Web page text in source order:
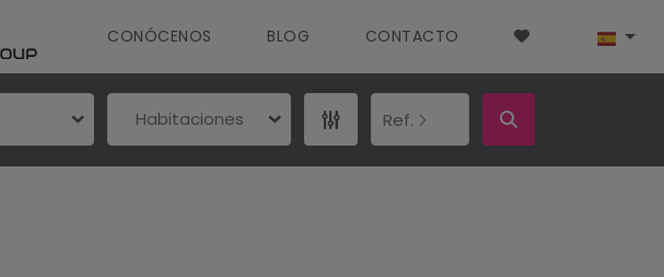
CONÓCENOS BLOG CONTACTO
Habitaciones Ref.